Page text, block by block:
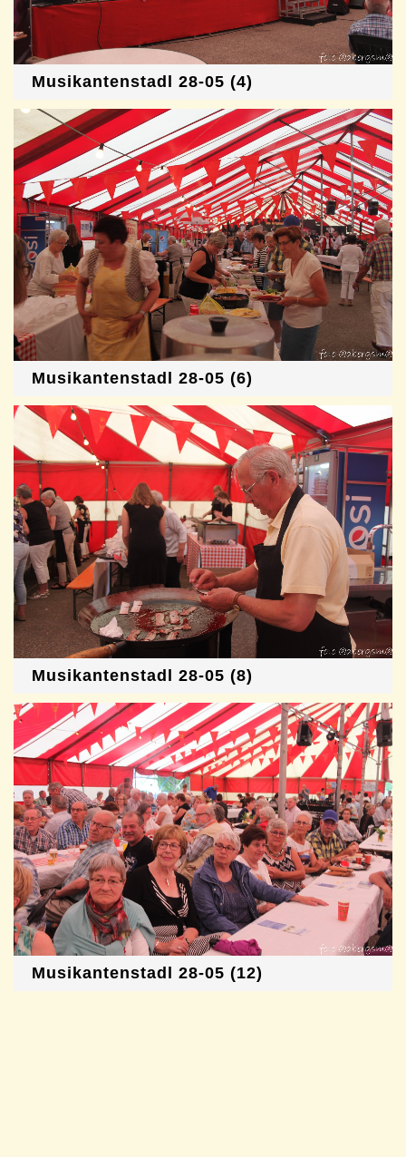
Musikantenstadl 28-05 (4)
Musikantenstadl 28-05 (6)
Musikantenstadl 28-05 (8)
Musikantenstadl 28-05 (12)